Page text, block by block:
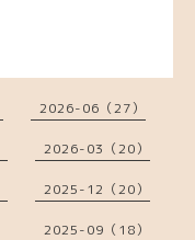
2026-06（27）
2026-03（20）
2025-12（20）
2025-09（18）